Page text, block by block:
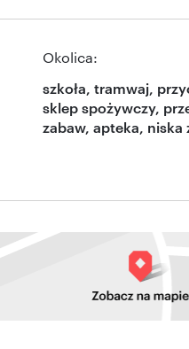
Okolica:
szkoła, tramwaj,
sklep spożywczy,
zabaw, apteka, niska